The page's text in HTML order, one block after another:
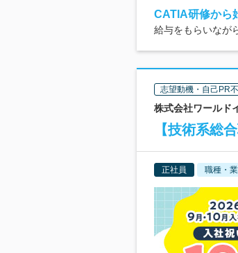
CATIA研修から
給与をもらいなが
志望動機・自己PR
株式会社ワールド
【技術系総
正社員 職種・